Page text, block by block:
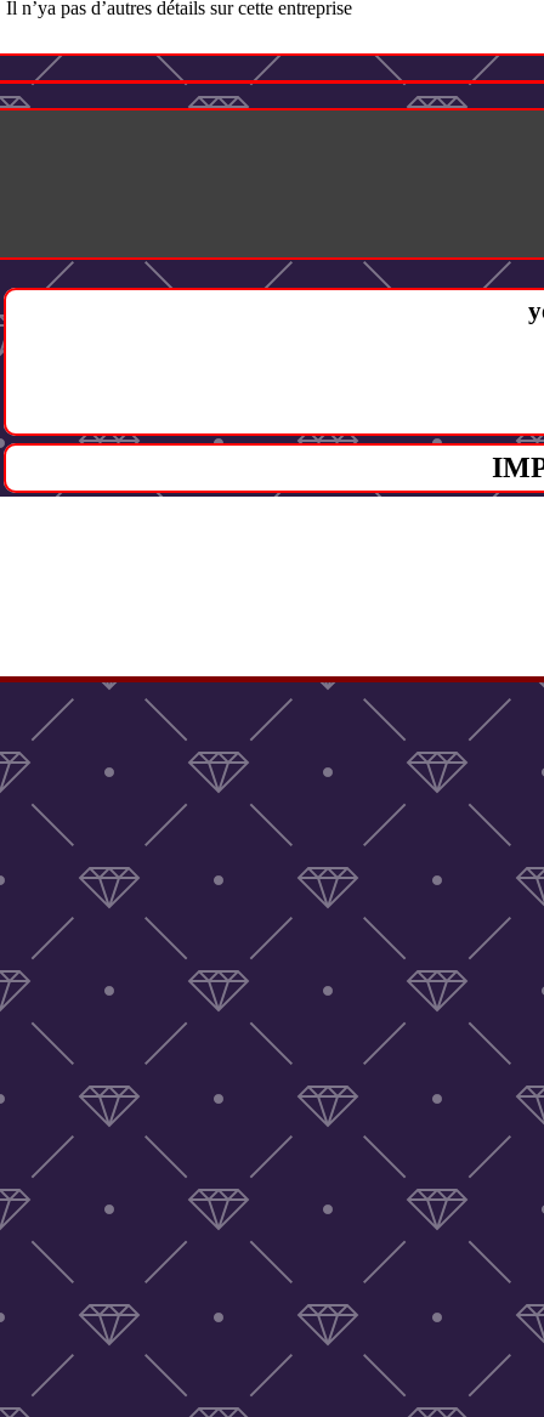
Il n’ya pas d’autres détails sur cette entreprise